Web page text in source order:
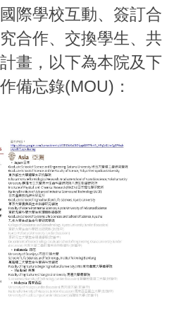
際學校互動、簽訂合
究合作、交換學生、共
畫，以下為本院及下
備忘錄(MOU)：